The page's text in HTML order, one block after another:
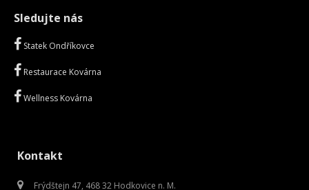
Sledujte nás
Statek Ondříkovce
Restaurace Kovárna
Wellness Kovárna
Kontakt
Frýdštejn 47, 468 32 Hodkovice n. M.